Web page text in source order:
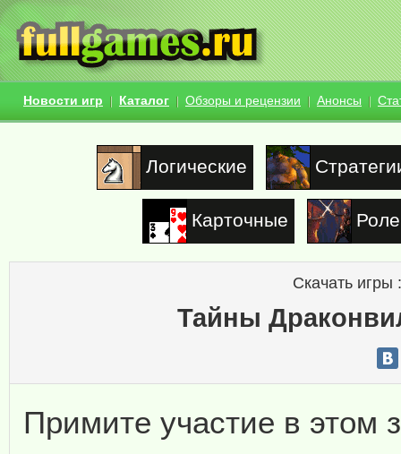
Новости игр Каталог Обзоры и рецензии Анонсы
Логические
Карточные
Скачать игры
Тайны
Примите участие в этом